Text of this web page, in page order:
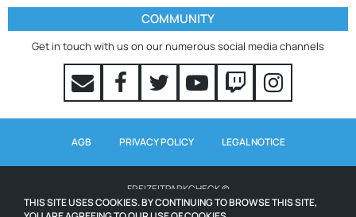
COMMUNITY
Get in touch with us on our numerous social media channels
AGB PRIVACY POLICY LEGAL NOTICE
FREIZEITPARKCHECK ©
THIS SITE USES COOKIES. BY CONTINUING TO BROWSE THIS SITE,